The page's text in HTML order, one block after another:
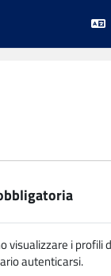
visualizzare i profili
autenticarsi.